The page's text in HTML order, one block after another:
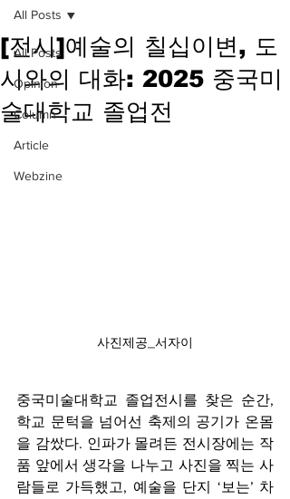
All Posts
Opinion
Column
Article
Webzine
All Posts
[전시]예술의 칠십이변, 도
시와의 대화: 2025 중국미
술대학교 졸업전
사진제공_서자이
중국미술대학교 졸업전시를 찾은 순간,
학교 문턱을 넘어선 축제의 공기가 온몸
을 감쌌다. 인파가 몰려든 전시장에는 작
품 앞에서 생각을 나누고 사진을 찍는 사
람들로 가득했고, 예술을 단지 ‘보는’ 차